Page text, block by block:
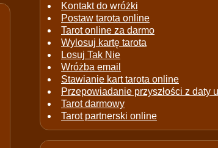
Kontakt do wróżki
Postaw tarota online
Tarot online za darmo
Wylosuj kartę tarota
Losuj Tak Nie
Wróżba email
Stawianie kart tarota online
Przepowiadanie przyszłości z daty
Tarot darmowy
Tarot partnerski online